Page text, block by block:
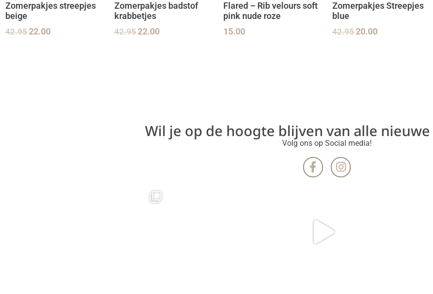
Zomerpakjes streepjes
beige
42.9522.00
Zomerpakjes badstof
krabbetjes
42.9522.00
Flared – Rib velours soft
pink nude roze
15.00
Zomerpakjes Streepjes
blue
42.9520.00
Wil je op de hoogte blijven van alle
Volg ons op Social media!